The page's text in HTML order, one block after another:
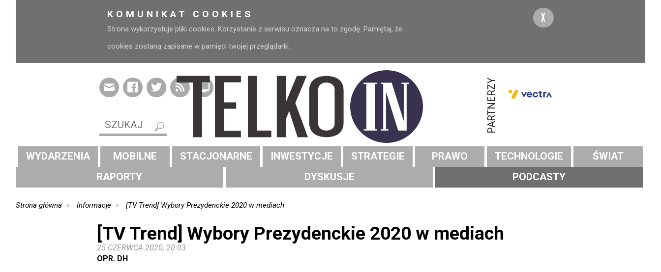
KOMUNIKAT COOKIES
Strona wykorzystuje pliki cookies. Korzystanie z serwisu oznacza na to zgodę. Pamiętaj, że
cookies zostaną zapisane w pamięci twojej przeglądarki.
X
PARTNERZY
WYDARZENIA MOBILNE STACJONARNE INWESTYCJE STRATEGIE PRAWO TECHNOLOGIE
ŚWIAT
RAPORTY
DYSKUSJE PODCASTY
Strona główna Informacje [TV Trend] Wybory Prezydenckie 2020 w mediach
[TV Trend] Wybory Prezydenckie 2020 w mediach
25 CZERWCA 2020, 20:03
OPR. DH